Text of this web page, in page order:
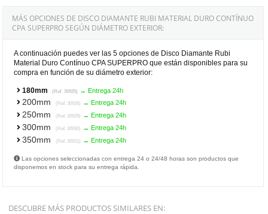
MÁS OPCIONES DE DISCO DIAMANTE RUBI MATERIAL DURO CONTÍNUO
CPA SUPERPRO SEGÚN DIÁMETRO EXTERIOR:
A continuación puedes ver las 5 opciones de Disco Diamante Rubi
Material Duro Contínuo CPA SUPERPRO que están disponibles para su
compra en función de su diámetro exterior:
180mm (Ref. 30925) → Entrega 24h
200mm (Ref. 30926) → Entrega 24h
250mm (Ref. 30929) → Entrega 24h
300mm (Ref. 30930) → Entrega 24h
350mm (Ref. 30931) → Entrega 24h
Las opciones seleccionadas con entrega 24 o 24/48 horas son productos que
disponemos en stock para su entrega rápida.
DESCUBRE MÁS PRODUCTOS SIMILARES EN: